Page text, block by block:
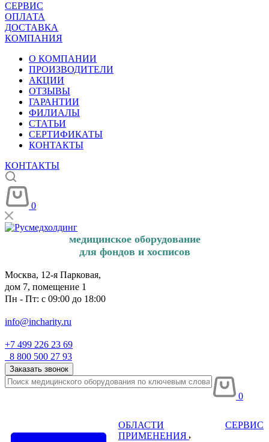
СЕРВИС
ОПЛАТА
ДОСТАВКА
КОМПАНИЯ
О КОМПАНИИ
ПРОИЗВОДИТЕЛИ
АКЦИИ
ОТЗЫВЫ
ГАРАНТИИ
ФИЛИАЛЫ
СТАТЬИ
СЕРТИФИКАТЫ
КОНТАКТЫ
КОНТАКТЫ
0
медицинское оборудование
для фондов и хосписов
Москва, 12-я Парковая,
дом 7, помещение 1
Пн - Пт: с 09:00 до 18:00
info@incharity.ru
+7 499 226 23 69
8 800 500 27 93
Заказать звонок
0
ОБЛАСТИ
ПРИМЕНЕНИЯ
СЕРВИС